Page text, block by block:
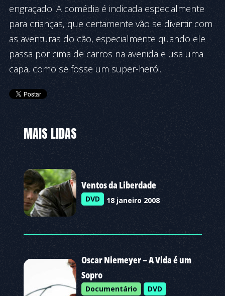
engraçado. A comédia é indicada especialmente
para crianças, que certamente vão se divertir com
as aventuras do cão, especialmente quando ele
passa por cima de carros na avenida e usa uma
capa, como se fosse um super-herói.
MAIS LIDAS
Ventos da Liberdade
DVD 18 janeiro 2008
Oscar Niemeyer – A Vida é um
Sopro
Documentário DVD